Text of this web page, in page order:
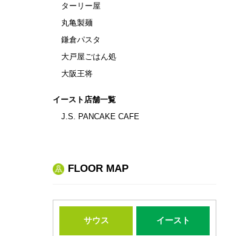
ターリー屋
丸亀製麺
鎌倉パスタ
大戸屋ごはん処
大阪王将
イースト店舗一覧
J.S. PANCAKE CAFE
FLOOR MAP
サウス イースト